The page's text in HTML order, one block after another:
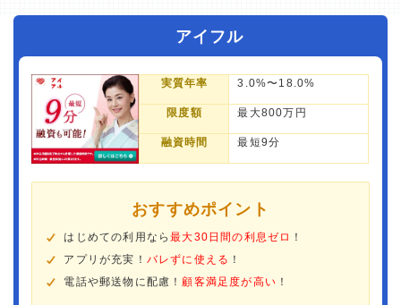
アイフル
実質年率 3.0%〜18.0%
限度額 最大800万円
融資時間 最短9分
おすすめポイント
はじめての利用なら最大30日間の利息ゼロ ！
アプリが充実！ バレずに使える ！
電話や郵送物に配慮！顧客満足度が高い ！